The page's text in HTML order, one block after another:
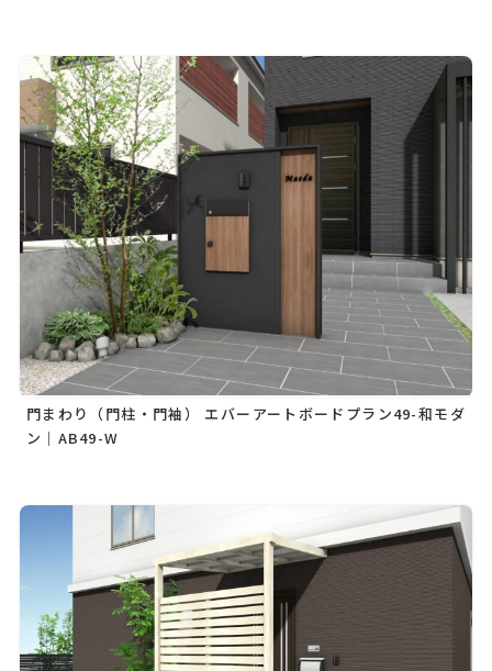
門まわり（門柱・門袖） エバーアートボードプラン49-和モダ
ン｜AB49-W